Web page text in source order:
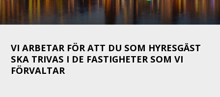
VI ARBETAR FÖR ATT DU SOM HYRESGÄST
SKA TRIVAS I DE FASTIGHETER SOM VI
FÖRVALTAR